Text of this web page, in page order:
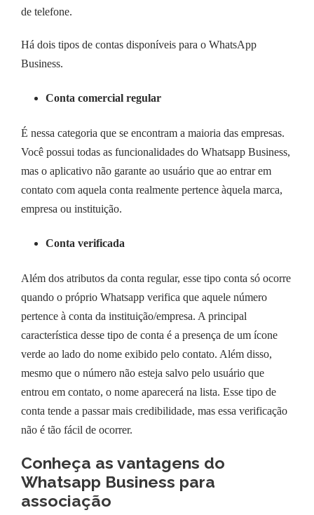
de telefone.
Há dois tipos de contas disponíveis para o WhatsApp
Business.
Conta comercial regular
É nessa categoria que se encontram a maioria das empresas.
Você possui todas as funcionalidades do Whatsapp Business,
mas o aplicativo não garante ao usuário que ao entrar em
contato com aquela conta realmente pertence àquela marca,
empresa ou instituição.
Conta verificada
Além dos atributos da conta regular, esse tipo conta só ocorre
quando o próprio Whatsapp verifica que aquele número
pertence à conta da instituição/empresa. A principal
característica desse tipo de conta é a presença de um ícone
verde ao lado do nome exibido pelo contato. Além disso,
mesmo que o número não esteja salvo pelo usuário que
entrou em contato, o nome aparecerá na lista. Esse tipo de
conta tende a passar mais credibilidade, mas essa verificação
não é tão fácil de ocorrer.
Conheça as vantagens do
Whatsapp Business para
associação